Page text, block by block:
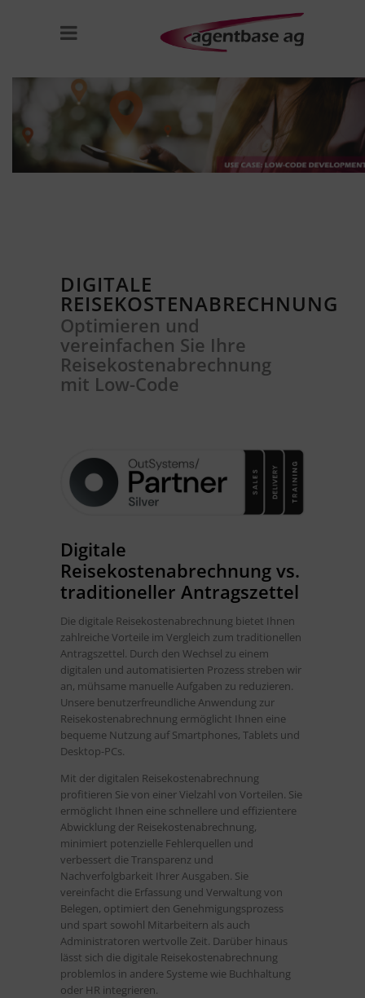
DIGITALE
REISEKOSTENABRECHNUNG
Optimieren und
vereinfachen Sie Ihre
Reisekostenabrechnung
mit Low-Code
Digitale
Reisekostenabrechnung vs.
traditioneller Antragszettel
Die digitale Reisekostenabrechnung bietet Ihnen
zahlreiche Vorteile im Vergleich zum traditionellen
Antragszettel. Durch den Wechsel zu einem
digitalen und automatisierten Prozess streben wir
an, mühsame manuelle Aufgaben zu reduzieren.
Unsere benutzerfreundliche Anwendung zur
Reisekostenabrechnung ermöglicht Ihnen eine
bequeme Nutzung auf Smartphones, Tablets und
Desktop-PCs.
Mit der digitalen Reisekostenabrechnung
profitieren Sie von einer Vielzahl von Vorteilen. Sie
ermöglicht Ihnen eine schnellere und effizientere
Abwicklung der Reisekostenabrechnung,
minimiert potenzielle Fehlerquellen und
verbessert die Transparenz und
Nachverfolgbarkeit Ihrer Ausgaben. Sie
vereinfacht die Erfassung und Verwaltung von
Belegen, optimiert den Genehmigungsprozess
und spart sowohl Mitarbeitern als auch
Administratoren wertvolle Zeit. Darüber hinaus
lässt sich die digitale Reisekostenabrechnung
problemlos in andere Systeme wie Buchhaltung
oder HR integrieren.